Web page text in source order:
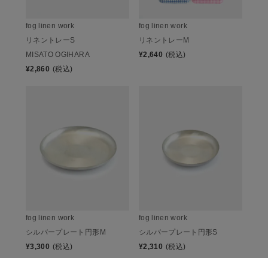
fog linen work
リネントレーS
MISATO OGIHARA
¥2,860 (税込)
fog linen work
リネントレーM
¥2,640 (税込)
fog linen work
シルバープレート円形M
¥3,300 (税込)
fog linen work
シルバープレート円形S
¥2,310 (税込)